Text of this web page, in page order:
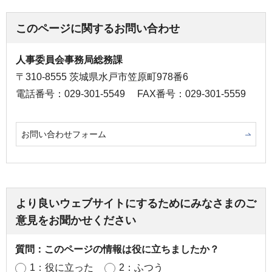
このページに関するお問い合わせ
人事委員会事務局総務課
〒310-8555 茨城県水戸市笠原町978番6
電話番号：029-301-5549
FAX番号：029-301-5559
お問い合わせフォーム
より良いウェブサイトにするためにみなさまのご
意見をお聞かせください
質問：このページの情報は役に立ちましたか？
1：役に立った
2：ふつう